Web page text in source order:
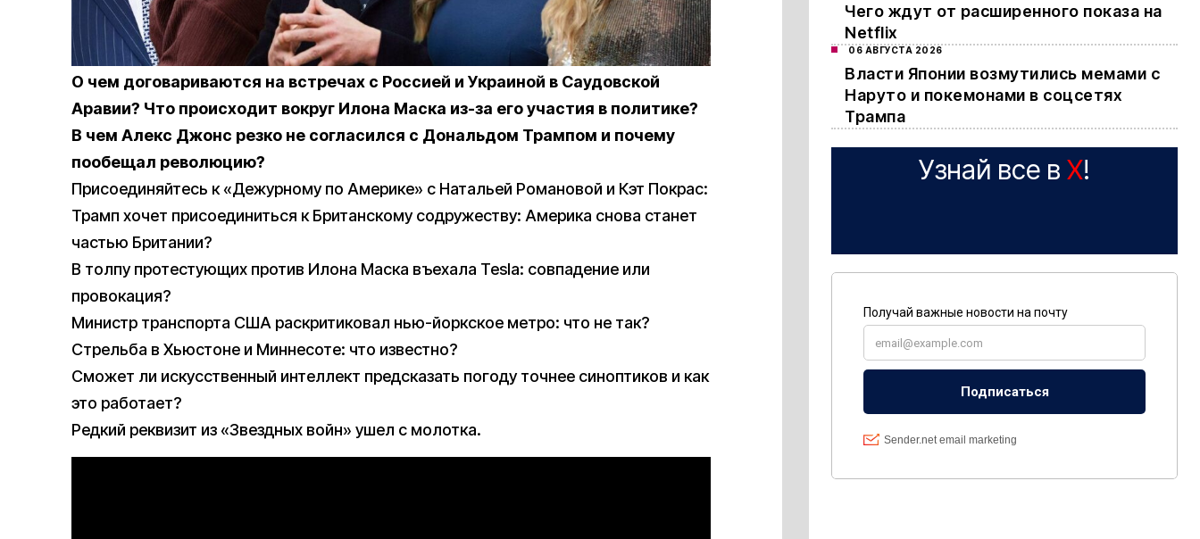
О чем договариваются на встречах с Россией и Украиной в Саудовской
Аравии? Что происходит вокруг Илона Маска из-за его участия в политике?
В чем Алекс Джонс резко не согласился с Дональдом Трампом и почему
пообещал революцию?
Присоединяйтесь к «Дежурному по Америке» с Натальей Романовой и Кэт Покрас:
Трамп хочет присоединиться к Британскому содружеству: Америка снова станет
частью Британии?
В толпу протестующих против Илона Маска въехала Tesla: совпадение или
провокация?
Министр транспорта США раскритиковал нью-йоркское метро: что не так?
Стрельба в Хьюстоне и Миннесоте: что известно?
Сможет ли искусственный интеллект предсказать погоду точнее синоптиков и как
это работает?
Редкий реквизит из «Звездных войн» ушел с молотка.
Чего ждут от расширенного показа на
Netflix
06 АВГУСТА 2026
Власти Японии возмутились мемами с
Наруто и покемонами в соцсетях
Трампа
Узнай все в X!